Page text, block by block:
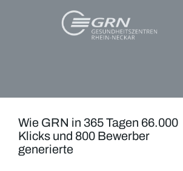
Wie GRN in 365 Tagen 66.000
Klicks und 800 Bewerber
generierte